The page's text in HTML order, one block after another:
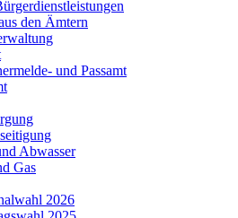
den Ämtern
und Passamt
Abwasser
Gas
2026